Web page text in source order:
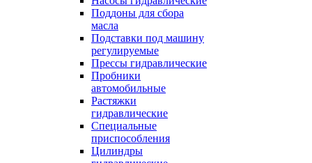
Поддоны для сбора
масла
Подставки под машину
регулируемые
Прессы гидравлические
Пробники
автомобильные
Растяжки
гидравлические
Специальные
приспособления
Цилиндры